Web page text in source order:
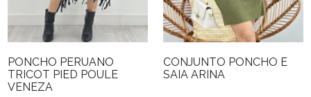
PONCHO PERUANO
TRICOT PIED POULE
VENEZA
CONJUNTO PONCHO E
SAIA ARINA